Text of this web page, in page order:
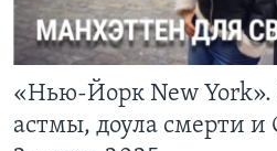
«Нью-Йорк New York».
астмы, доула смерти и